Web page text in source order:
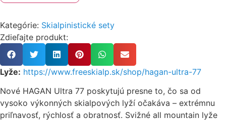
Kategórie: Skialpinistické sety
Zdieľajte produkt:
Lyže: https://www.freeskialp.sk/shop/hagan-ultra-77
Nové HAGAN Ultra 77 poskytujú presne to, čo sa od
vysoko výkonných skialpových lyží očakáva – extrémnu
priľnavosť, rýchlosť a obratnosť. Svižné all mountain lyže